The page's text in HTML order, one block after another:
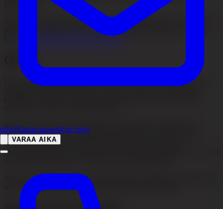
info@akaciamedical.com
VARAA AIKA
Sairauden yksittäistä tarkkaa syytä ei vieläkään tunneta. Jos haluat
ymmärtää paremmin, miten eri tilat vaikuttavat hiuksiin, voit lukea
hiustenlähtöä aiheuttavista tiloista
Oireet
Usein tila alkaa päänahkaan ilmestyvänä kaljuna läiskänä, joka on
Joissakin tapauksissa hiustenlähtö jää pysyväksi, mutta toisissa
hiustupet aktivoituvat uudelleen ja uudet hiukset alkavat kasvaa.
Noin 10 prosenttia menettää kaiken hiuksensa, ja tämä on
yleisempää lapsilla ja nuorilla. Noin 60 prosenttia sairastuu ennen 20
Alopecia areata ei ole itsessään fyysisesti vaarallinen eikä siihen liity
selvästi suurentunutta riskiä sairastua muihin sairauksiin.